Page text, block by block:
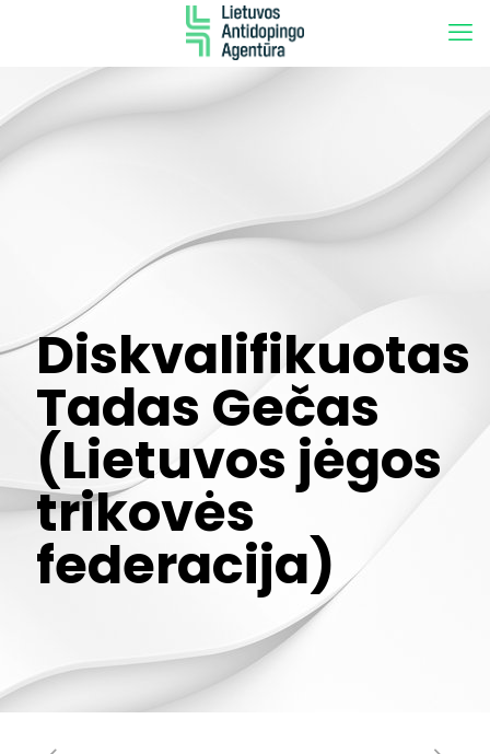
Diskvalifikuotas
Tadas Gečas
(Lietuvos jėgos
trikovės
federacija)